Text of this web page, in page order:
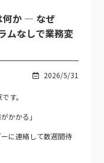
何か — なぜ
ムなしで業務変
2026/5/31
す。
かかる」
に連絡して数週間待